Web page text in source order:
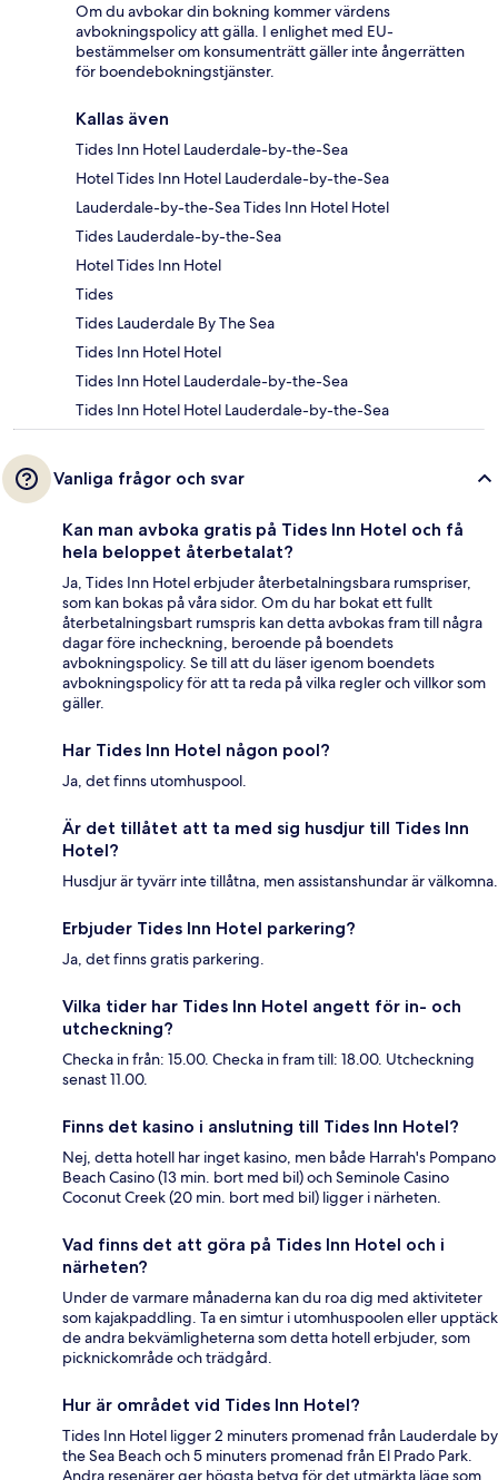
Om du avbokar din bokning kommer värdens
avbokningspolicy att gälla. I enlighet med EU-
bestämmelser om konsumenträtt gäller inte ångerrätten
för boendebokningstjänster.
Kallas även
Tides Inn Hotel Lauderdale-by-the-Sea
Hotel Tides Inn Hotel Lauderdale-by-the-Sea
Lauderdale-by-the-Sea Tides Inn Hotel Hotel
Tides Lauderdale-by-the-Sea
Hotel Tides Inn Hotel
Tides
Tides Lauderdale By The Sea
Tides Inn Hotel Hotel
Tides Inn Hotel Lauderdale-by-the-Sea
Tides Inn Hotel Hotel Lauderdale-by-the-Sea
Vanliga frågor och svar
Kan man avboka gratis på Tides Inn Hotel och få
hela beloppet återbetalat?
Ja, Tides Inn Hotel erbjuder återbetalningsbara rumspriser,
som kan bokas på våra sidor. Om du har bokat ett fullt
återbetalningsbart rumspris kan detta avbokas fram till några
dagar före incheckning, beroende på boendets
avbokningspolicy. Se till att du läser igenom boendets
avbokningspolicy för att ta reda på vilka regler och villkor som
gäller.
Har Tides Inn Hotel någon pool?
Ja, det finns utomhuspool.
Är det tillåtet att ta med sig husdjur till Tides Inn
Hotel?
Husdjur är tyvärr inte tillåtna, men assistanshundar är välkomna.
Erbjuder Tides Inn Hotel parkering?
Ja, det finns gratis parkering.
Vilka tider har Tides Inn Hotel angett för in- och
utcheckning?
Checka in från: 15.00. Checka in fram till: 18.00. Utcheckning
senast 11.00.
Finns det kasino i anslutning till Tides Inn Hotel?
Nej, detta hotell har inget kasino, men både Harrah's Pompano
Beach Casino (13 min. bort med bil) och Seminole Casino
Coconut Creek (20 min. bort med bil) ligger i närheten.
Vad finns det att göra på Tides Inn Hotel och i
närheten?
Under de varmare månaderna kan du roa dig med aktiviteter
som kajakpaddling. Ta en simtur i utomhuspoolen eller upptäck
de andra bekvämligheterna som detta hotell erbjuder, som
picknickområde och trädgård.
Hur är området vid Tides Inn Hotel?
Tides Inn Hotel ligger 2 minuters promenad från Lauderdale by
the Sea Beach och 5 minuters promenad från El Prado Park.
Andra resenärer ger högsta betyg för det utmärkta läge som